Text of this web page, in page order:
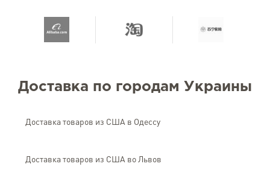
Доставка по городам Украины
Доставка товаров из США в Одессу
Доставка товаров из США во Львов